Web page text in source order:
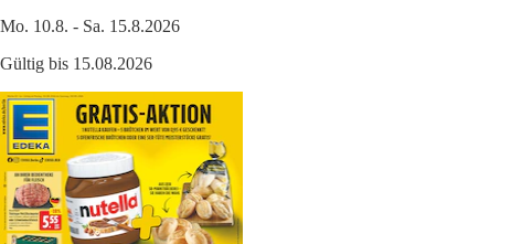
Mo. 10.8. - Sa. 15.8.2026
Gültig bis 15.08.2026